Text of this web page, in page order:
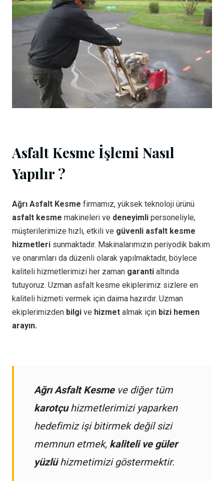
Asfalt Kesme İşlemi Nasıl
Yapılır ?
Ağrı Asfalt Kesme firmamız, yüksek teknoloji ürünü
asfalt kesme makineleri ve deneyimli personeliyle,
müşterilerimize hızlı, etkili ve güvenli asfalt kesme
hizmetleri sunmaktadır. Makinalarımızın periyodik bakım
ve onarımları da düzenli olarak yapılmaktadır, böylece
kaliteli hizmetlerimizi her zaman garanti altında
tutuyoruz. Uzman asfalt kesme ekiplerimiz sizlere en
kaliteli hizmeti vermek için daima hazırdır. Uzman
ekiplerimizden bilgi ve hizmet almak için bizi hemen
arayın.
Ağrı Asfalt Kesmeve diğer tüm
karotçuhizmetlerimizi yaparken
hedefimiz işi bitirmek değil sizi
memnun etmek, kaliteli ve güler
yüzlühizmetimizi göstermektir.